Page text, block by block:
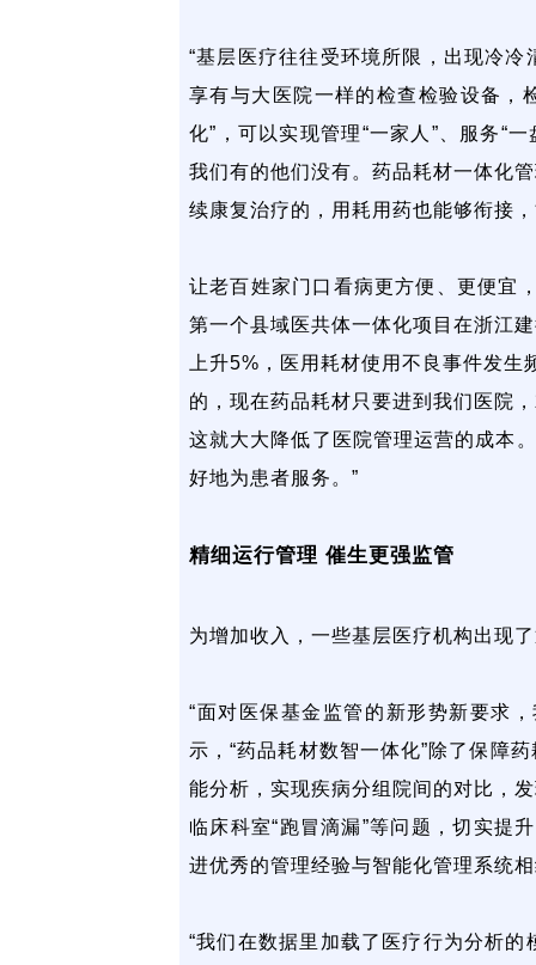
“基层医疗往往受环境所限，出现冷
享有与大医院一样的检查检验设备，
化”，可以实现管理“一家人”、服务“
我们有的他们没有。药品耗材一体化
续康复治疗的，用耗用药也能够衔接
让老百姓家门口看病更方便、更便宜
第一个县域医共体一体化项目在浙江
上升5%，医用耗材使用不良事件发
的，现在药品耗材只要进到我们医院
这就大大降低了医院管理运营的成本
好地为患者服务。”
精细运行管理 催生更强监管
为增加收入，一些基层医疗机构出现
“面对医保基金监管的新形势新要求
示，“药品耗材数智一体化”除了保障
能分析，实现疾病分组院间的对比，
临床科室“跑冒滴漏”等问题，切实提
进优秀的管理经验与智能化管理系统
“我们在数据里加载了医疗行为分析